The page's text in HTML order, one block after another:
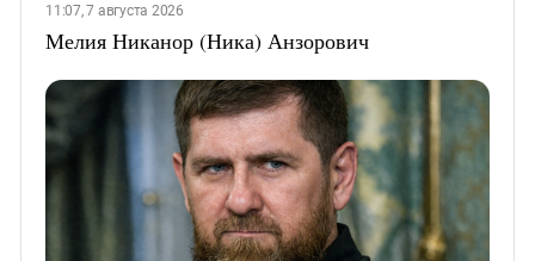
11:07, 7 августа 2026
Мелия Никанор (Ника) Анзорович